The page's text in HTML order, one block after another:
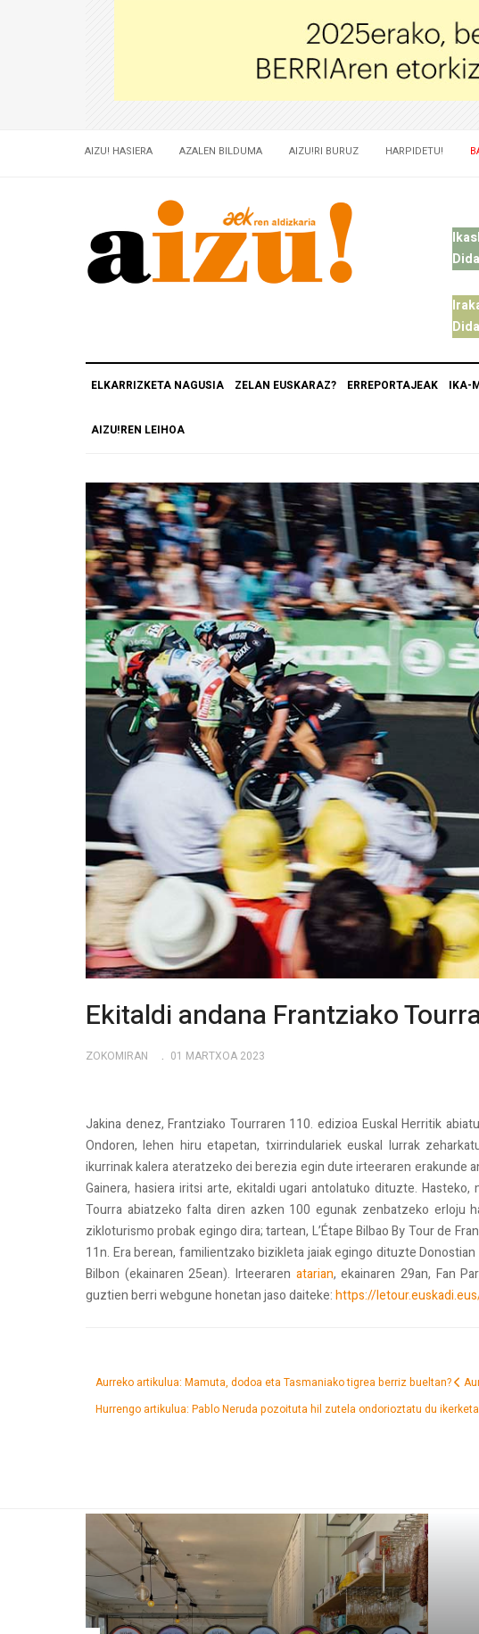
AIZU! HASIERA AZALEN BILDUMA AIZU!RI BURUZ HARPIDETU!
ELKARRIZKETA NAGUSIA ZELAN EUSKARAZ? ERREPORTAJEAK IKA-
AIZU!REN LEIHOA
Ekitaldi andana Frantziako
ZOKOMIRAN 01 MARTXOA 2023
Jakina denez, Frantziako Tourraren 110. edizioa Euskal Herritik
Ondoren, lehen hiru etapetan, txirrindulariek euskal lurrak
ikurrinak kalera ateratzeko dei berezia egin dute irteeraren erakunde
Gainera, hasiera iritsi arte, ekitaldi ugari antolatuko dituzte.
Tourra abiatzeko falta diren azken 100 egunak zenbatzeko erloju
zikloturismo probak egingo dira; tartean, L’Étape Bilbao By Tour de
11n. Era berean, familientzako bizikleta jaiak egingo dituzte
Bilbon (ekainaren 25ean). Irteeraren atarian, ekainaren 29an, Fan
guztien berri webgune honetan jaso daiteke:https://
Aurreko artikulua: Mamuta, dodoa eta Tasmaniako tigrea berriz bueltan?
Hurrengo artikulua: Pablo Neruda pozoituta hil zutela ondorioztatu du